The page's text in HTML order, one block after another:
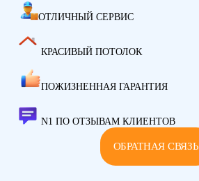
ОТЛИЧНЫЙ СЕРВИС
КРАСИВЫЙ ПОТОЛОК
ПОЖИЗНЕННАЯ ГАРАНТИЯ
N1 ПО ОТЗЫВАМ КЛИЕНТОВ
ОБРАТНАЯ СВЯЗЬ